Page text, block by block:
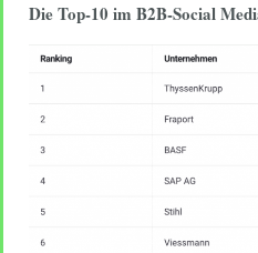
Die Top-10 im B2B-Social